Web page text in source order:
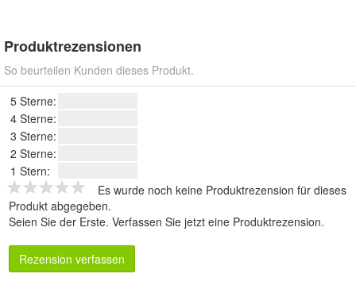
Produktrezensionen
So beurteilen Kunden dieses Produkt.
5 Sterne:
4 Sterne:
3 Sterne:
2 Sterne:
1 Stern:
Es wurde noch keine Produktrezension für dieses
Produkt abgegeben.
Seien Sie der Erste. Verfassen Sie jetzt eine Produktrezension.
Rezension verfassen